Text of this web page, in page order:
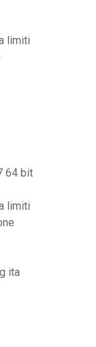
limiti
64 bit
limiti
ita